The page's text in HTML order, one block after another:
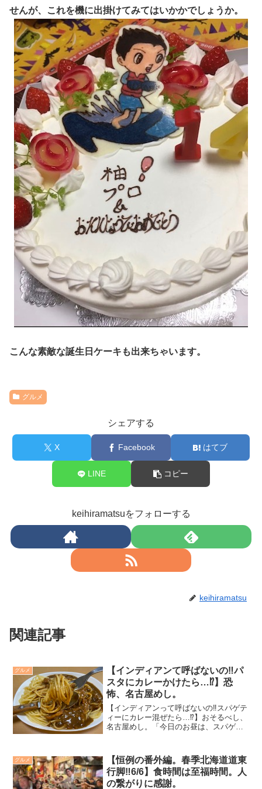
せんが、これを機に出掛けてみてはいかかでしょうか。
こんな素敵な誕生日ケーキも出来ちゃいます。
グルメ
シェアする
X Facebook はてブ
LINE コピー
keihiramatsuをフォローする
keihiramatsu
関連記事
グルメ
【インディアンて呼ばないの‼️パ
スタにカレーかけたら…⁉️】恐
怖、名古屋めし。
【インディアンって呼ばないの‼️スパゲテ
ィーにカレー混ぜたら…⁉️】おそるべし、
名古屋めし。「今日のお昼は、スパゲテ
り昼飯には関心無く私が作るものを作業
的に食べるだけ。...
グルメ
【恒例の番外編。春季北海道道東
行脚‼️6/6】食時間は至福時間。人
の繋がりに感謝。